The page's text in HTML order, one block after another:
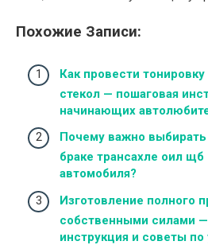
Похожие Записи:
Как провести
стекол — пошаговая
начинающих
Почему важно
браке трансахле оил
автомобиля?
Изготовление полного
собственными силами
инструкция и советы